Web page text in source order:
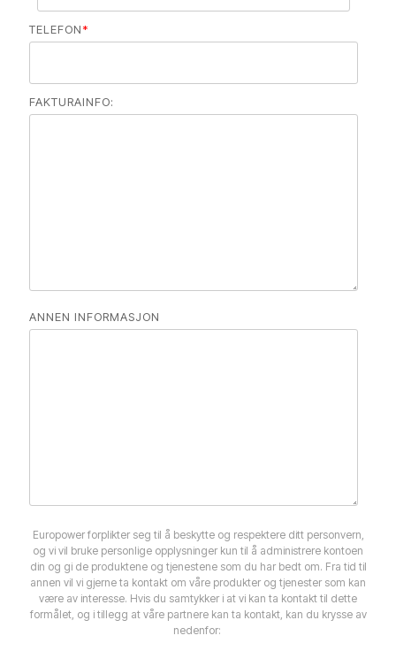
TELEFON*
FAKTURAINFO:
ANNEN INFORMASJON
Europower forplikter seg til å beskytte og respektere ditt personvern,
og vi vil bruke personlige opplysninger kun til å administrere kontoen
din og gi de produktene og tjenestene som du har bedt om. Fra tid til
annen vil vi gjerne ta kontakt om våre produkter og tjenester som kan
være av interesse. Hvis du samtykker i at vi kan ta kontakt til dette
formålet, og i tillegg at våre partnere kan ta kontakt, kan du krysse av
nedenfor: